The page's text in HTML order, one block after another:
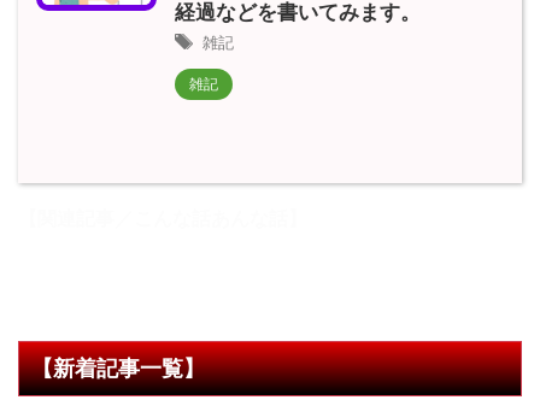
経過などを書いてみます。
雑記
雑記
【新着記事一覧】